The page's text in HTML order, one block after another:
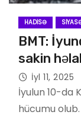
HADISƏ
BMT:
sakin
İyl 11, 2025
İyulun 10-da
hücumu